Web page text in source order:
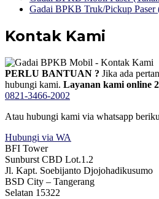
Gadai BPKB Truk/Pickup Paser
Kontak Kami
PERLU BANTUAN ? Jika ada
hubungi kami. Layanan kami online
0821-3466-2002
Atau hubungi kami via whatsapp
Hubungi via WA
BFI Tower
Sunburst CBD Lot.1.2
Jl. Kapt. Soebijanto Djojohadikusumo
BSD City – Tangerang
Selatan 15322